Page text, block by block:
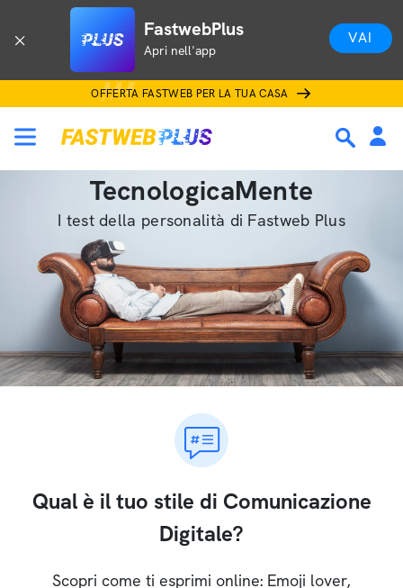
FastwebPlus
Apri nell'app
VAI
OFFERTA FASTWEB PER LA TUA CASA
TecnologicaMente
I test della personalità di Fastweb Plus
Qual è il tuo stile di Comunicazione
Digitale?
Scopri come ti esprimi online: Emoji lover,